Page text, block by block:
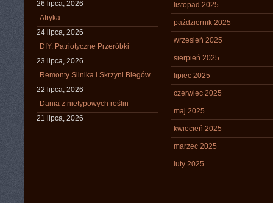
26 lipca, 2026
Afryka
24 lipca, 2026
DIY: Patriotyczne Przeróbki
23 lipca, 2026
Remonty Silnika i Skrzyni Biegów
22 lipca, 2026
Dania z nietypowych roślin
21 lipca, 2026
listopad 2025
październik 2025
wrzesień 2025
sierpień 2025
lipiec 2025
czerwiec 2025
maj 2025
kwiecień 2025
marzec 2025
luty 2025